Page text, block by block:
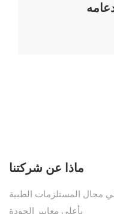
ماذا عن شركتنا
مجال المستلزمات الطبية
بأعلى معايير الجودة